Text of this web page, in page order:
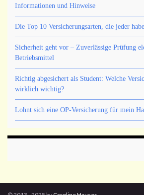
Informationen und Hinweise
Die Top 10 Versicherungsarten, die jeder
Sicherheit geht vor – Zuverlässige Prüfung
Betriebsmittel
Richtig abgesichert als Student: Welche
wirklich wichtig?
Lohnt sich eine OP-Versicherung für mein